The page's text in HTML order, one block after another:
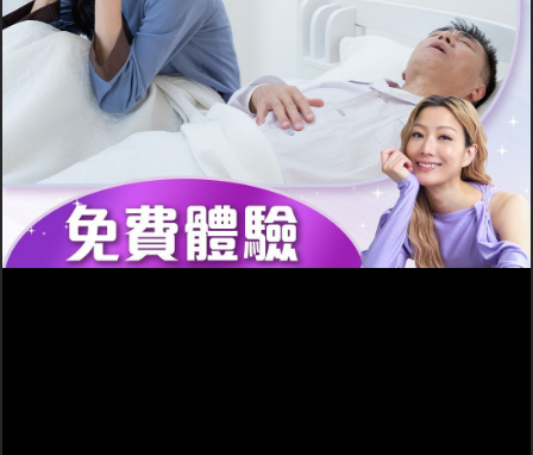
瓦斯味、香水味都聞唔
到，危及生活安全。